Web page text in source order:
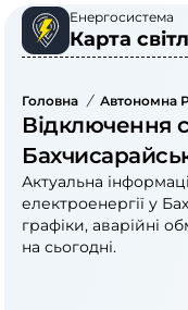
Енергосистема
Карта
Головна / Автономна
Відключення
Актуальна
електроенергії у
графіки, аварійні
на сьогодні.